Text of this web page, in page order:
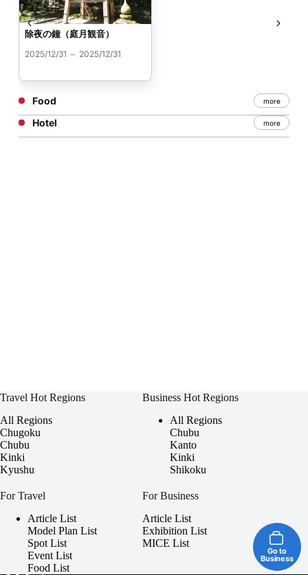
除夜の鐘（庭月観音）
2025/12/31 ～ 2025/12/31
Food more
Hotel more
Go to
Business
Travel Hot Regions
All Regions
Chugoku
Chubu
Kinki
Kyushu
Business Hot Regions
All Regions
Chubu
Kanto
Kinki
Shikoku
For Travel
Article List
Model Plan List
Spot List
Event List
Food List
For Business
Article List
Exhibition List
MICE List